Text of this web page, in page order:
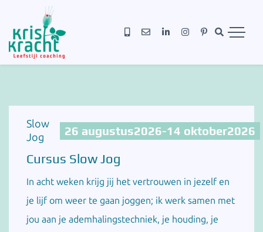
Slow
Jog
26 augustus2026-14 oktober2026
Cursus Slow Jog
In acht weken krijg jij het vertrouwen in jezelf en
je lijf om weer te gaan joggen; ik werk samen met
jou aan je ademhalingstechniek, je houding, je